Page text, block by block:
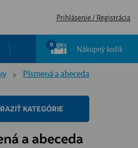
Prihlásenie / Registrácia
0 Nákupný košík
Písmená a abeceda
KATEGÓRIE
a abeceda